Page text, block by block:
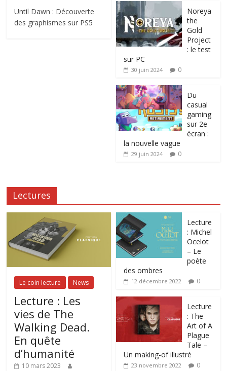
Until Dawn : Découverte
des graphismes sur PS5
Noreya
the
Gold
Project
: le test
sur PC
30 juin 2024 0
Du
casual
gaming
sur 2e
écran :
la nouvelle vague
29 juin 2024 0
Lectures
Le coin lecture News
Lecture : Les
vies de The
Walking Dead.
En quête
d’humanité
10 mars 2023
Lecture
: Michel
Ocelot
– Le
poète
des ombres
12 décembre 2022 0
Lecture
: The
Art of A
Plague
Tale –
Un making-of illustré
23 novembre 2022 0